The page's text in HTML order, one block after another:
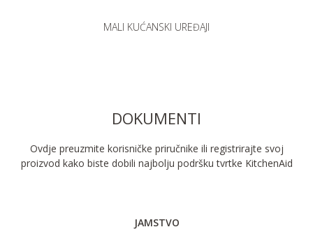
MALI KUĆANSKI UREĐAJI
DOKUMENTI
Ovdje preuzmite korisničke priručnike ili registrirajte svoj
proizvod kako biste dobili najbolju podršku tvrtke KitchenAid
JAMSTVO